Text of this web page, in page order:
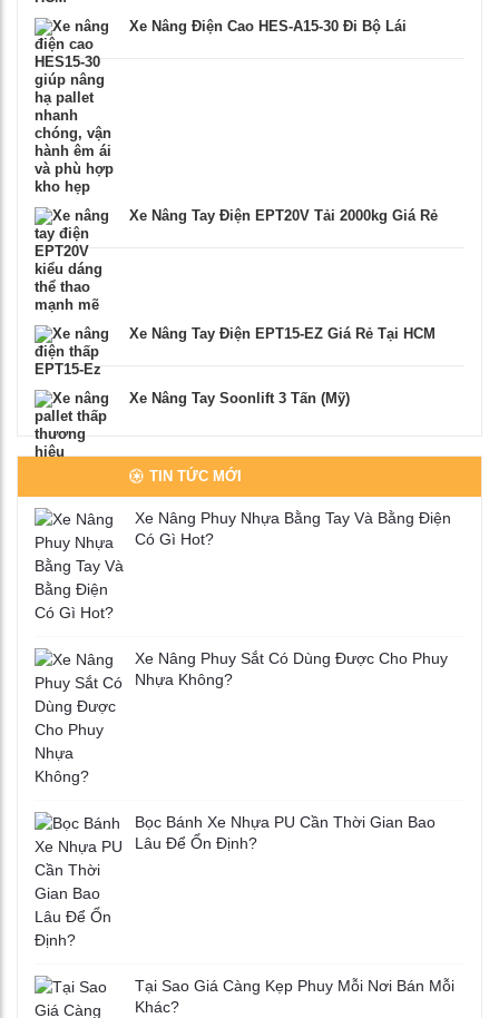
Xe Nâng Điện Cao HES-A15-30 Đi Bộ Lái
Xe Nâng Tay Điện EPT20V Tải 2000kg Giá Rẻ
Xe Nâng Tay Điện EPT15-EZ Giá Rẻ Tại HCM
Xe Nâng Tay Soonlift 3 Tấn (Mỹ)
TIN TỨC MỚI
Xe Nâng Phuy Nhựa Bằng Tay Và Bằng Điện
Có Gì Hot?
Xe Nâng Phuy Sắt Có Dùng Được Cho Phuy
Nhựa Không?
Bọc Bánh Xe Nhựa PU Cần Thời Gian Bao
Lâu Để Ổn Định?
Tại Sao Giá Càng Kẹp Phuy Mỗi Nơi Bán Mỗi
Khác?